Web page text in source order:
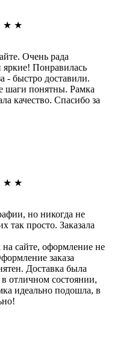
★ ★
Очень рада
яркие! Понравилась
- быстро доставили.
шаги понятны. Рамка
качество. Спасибо за
★ ★
но никогда не
так просто. Заказала
сайте, оформление не
заказа
Доставка была
отличном состоянии,
идеально подошла, в